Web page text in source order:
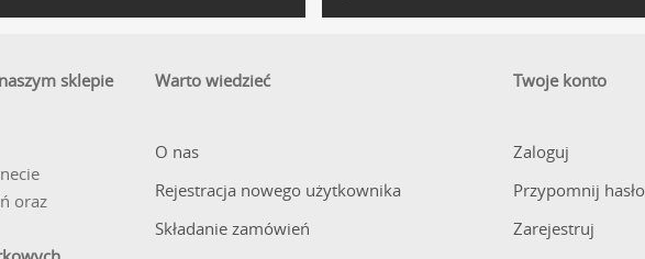
sklepie
oraz
Warto wiedzieć
O nas
Rejestracja nowego użytkownika
Składanie zamówień
Twoje konto
Zaloguj
Przypomnij hasło
Zarejestruj